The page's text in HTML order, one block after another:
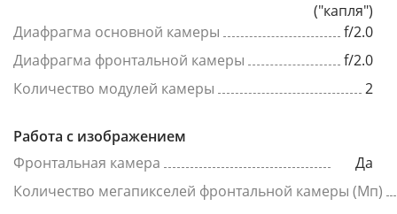
("капля")
Диафрагма основной камеры
f/2.0
Диафрагма фронтальной камеры
f/2.0
Количество модулей камеры
2
Работа с изображением
Фронтальная камера
Да
Количество мегапикселей фронтальной камеры (Мп)